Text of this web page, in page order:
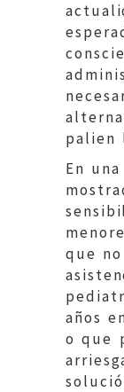
palien
En
que
años
o que